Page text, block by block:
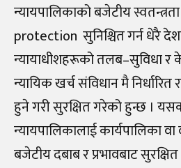
न्यायपालिकाको बजेटीय
protection सुनिश्चित गर्न धेरै
न्यायाधीशहरूको तलब–सुविधा
न्यायिक खर्च संविधान मै
हुने गरी सुरक्षित गरेको हुन्छ ।
न्यायपालिकालाई कार्यपालिका
बजेटीय दबाब र प्रभावबाट सुरक्षित